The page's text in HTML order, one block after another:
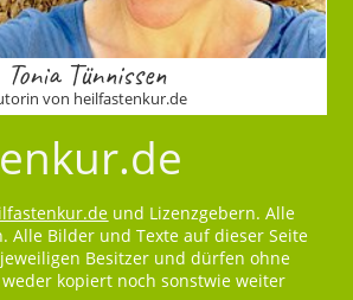
Tonia Tünnissen
von heilfastenkur.de
und Lizenzgebern. Alle
Alle Bilder und Texte auf dieser Seite
Besitzer und dürfen ohne
kopiert noch sonstwie weiter